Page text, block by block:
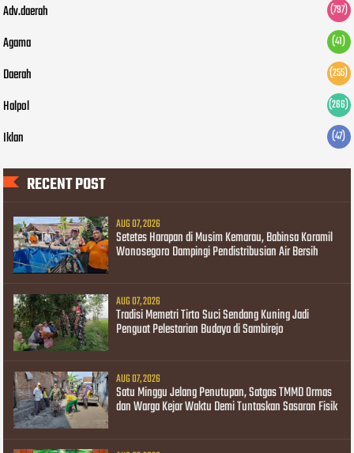
Adv.daerah (797)
Agama (41)
Daerah (255)
Halpol (266)
Iklan (47)
RECENT POST
AUG 07, 2026
Setetes Harapan di Musim Kemarau, Babinsa Koramil
Wonosegoro Dampingi Pendistribusian Air Bersih
AUG 07, 2026
Tradisi Memetri Tirto Suci Sendang Kuning Jadi
Penguat Pelestarian Budaya di Sambirejo
AUG 07, 2026
Satu Minggu Jelang Penutupan, Satgas TMMD Ormas
dan Warga Kejar Waktu Demi Tuntaskan Sasaran Fisik